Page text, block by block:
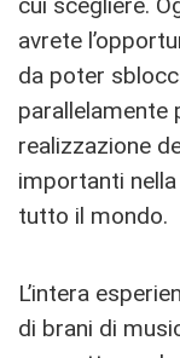
avrete
da poter
realizzazione
importanti
tutto il mondo.
L’intera
di brani di